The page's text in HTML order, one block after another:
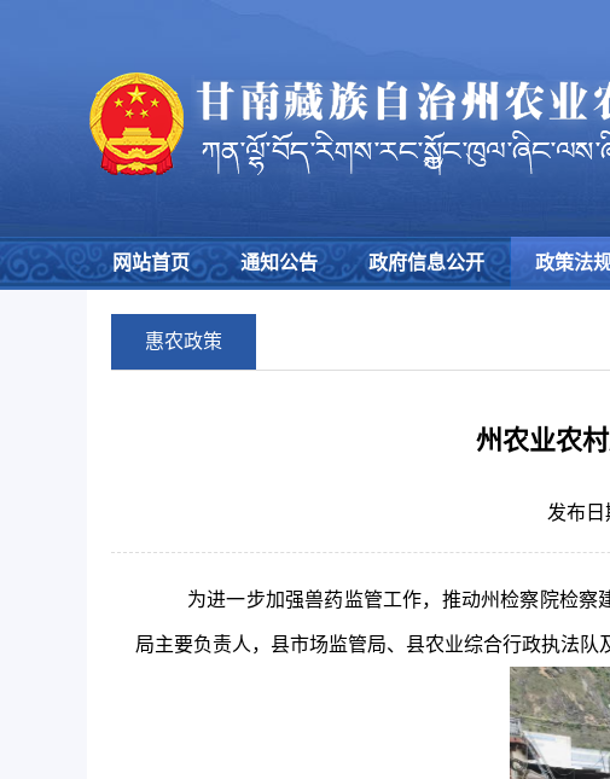
网站首页 通知公告 政府信息公开 政策法
惠农政策
州农业农
发布日
为进一步加强兽药监管工作，推动州检察院检察
局主要负责人，县市场监管局、县农业综合行政执法队